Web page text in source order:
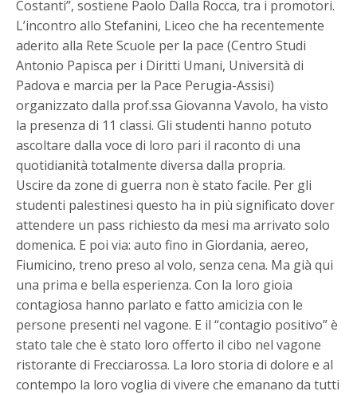
Costanti”, sostiene Paolo Dalla Rocca, tra i promotori.
L’incontro allo Stefanini, Liceo che ha recentemente
aderito alla Rete Scuole per la pace (Centro Studi
Antonio Papisca per i Diritti Umani, Università di
Padova e marcia per la Pace Perugia-Assisi)
organizzato dalla prof.ssa Giovanna Vavolo, ha visto
la presenza di 11 classi. Gli studenti hanno potuto
ascoltare dalla voce di loro pari il raconto di una
quotidianità totalmente diversa dalla propria.
Uscire da zone di guerra non è stato facile. Per gli
studenti palestinesi questo ha in più significato dover
attendere un pass richiesto da mesi ma arrivato solo
domenica. E poi via: auto fino in Giordania, aereo,
Fiumicino, treno preso al volo, senza cena. Ma già qui
una prima e bella esperienza. Con la loro gioia
contagiosa hanno parlato e fatto amicizia con le
persone presenti nel vagone. E il “contagio positivo” è
stato tale che è stato loro offerto il cibo nel vagone
ristorante di Frecciarossa. La loro storia di dolore e al
contempo la loro voglia di vivere che emanano da tutti